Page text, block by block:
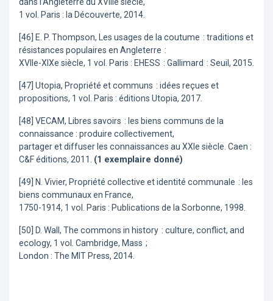
dans l’Angleterre du XVIIIe siècle,
1 vol. Paris : la Découverte, 2014.
[46] E. P. Thompson, Les usages de la coutume : traditions et
résistances populaires en Angleterre :
XVIIe-XIXe siècle, 1 vol. Paris : EHESS : Gallimard : Seuil, 2015.
[47] Utopia, Propriété et communs : idées reçues et
propositions, 1 vol. Paris : éditions Utopia, 2017.
[48] VECAM, Libres savoirs : les biens communs de la
connaissance : produire collectivement,
partager et diffuser les connaissances au XXIe siècle. Caen :
C&F éditions, 2011. (1 exemplaire donné)
[49] N. Vivier, Propriété collective et identité communale : les
biens communaux en France,
1750-1914, 1 vol. Paris : Publications de la Sorbonne, 1998.
[50] D. Wall, The commons in history : culture, conflict, and
ecology, 1 vol. Cambridge, Mass ;
London : The MIT Press, 2014.